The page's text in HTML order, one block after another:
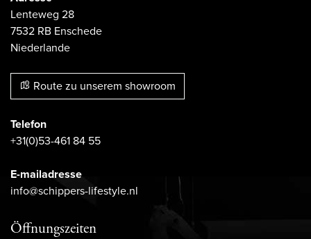
Lenteweg 28
7532 RB Enschede
Niederlande
Route zu unserem showroom
Telefon
+31(0)53-461 84 55
E-mailadresse
info@schippers-lifestyle.nl
Öffnungszeiten